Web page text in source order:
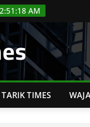
2:51:19 AM
TIMES